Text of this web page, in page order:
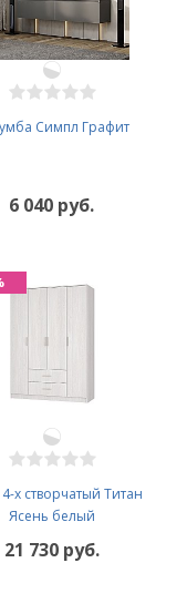
Симпл Графит
6 040 руб.
х створчатый Титан
Ясень белый
21 730 руб.